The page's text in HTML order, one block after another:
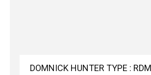
DOMNICK HUNTER TYPE :